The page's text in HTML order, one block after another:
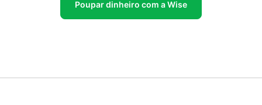
Poupar dinheiro com a Wise